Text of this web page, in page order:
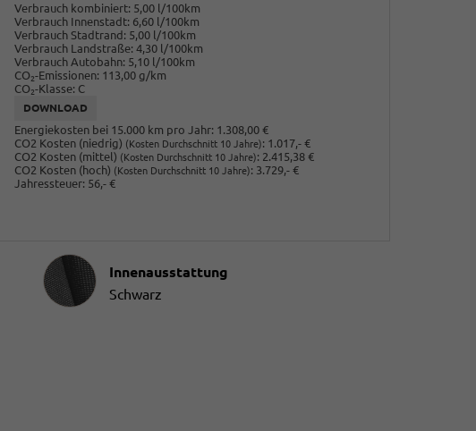
Verbrauch kombiniert: 5,00 l/100km
Verbrauch Innenstadt: 6,60 l/100km
Verbrauch Stadtrand: 5,00 l/100km
Verbrauch Landstraße: 4,30 l/100km
Verbrauch Autobahn: 5,10 l/100km
CO2-Emissionen: 113,00 g/km
CO2-Klasse: C
DOWNLOAD
Energiekosten bei 15.000 km pro Jahr: 1.308,00 €
CO2 Kosten (niedrig) (Kosten Durchschnitt 10 Jahre): 1.017,- €
CO2 Kosten (mittel) (Kosten Durchschnitt 10 Jahre): 2.415,38 €
CO2 Kosten (hoch) (Kosten Durchschnitt 10 Jahre): 3.729,- €
Jahressteuer: 56,- €
Innenausstattung
Innenausstattung
Schwarz